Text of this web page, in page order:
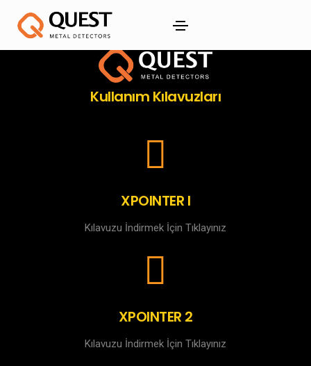
Kullanım Kılavuzları
XPOINTER I
Kılavuzu İndirmek İçin Tıklayınız
XPOINTER 2
Kılavuzu İndirmek İçin Tıklayınız